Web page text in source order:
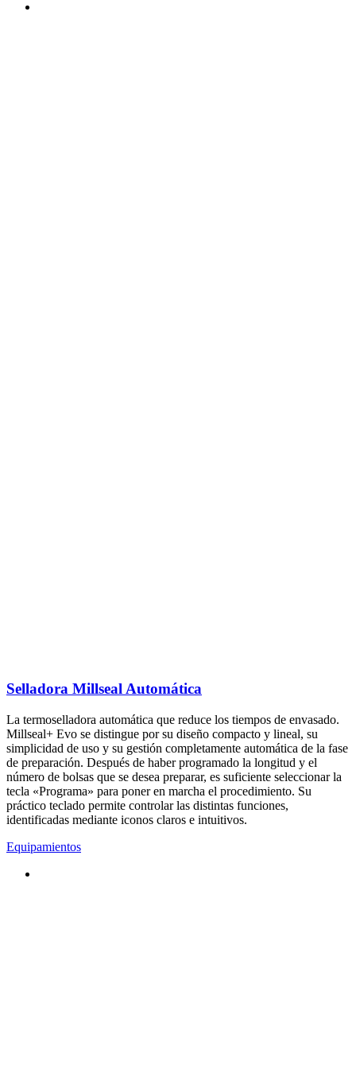
Selladora Millseal Automática
La termoselladora automática que reduce los tiempos de envasado.
Millseal+ Evo se distingue por su diseño compacto y lineal, su
simplicidad de uso y su gestión completamente automática de la fase
de preparación. Después de haber programado la longitud y el
número de bolsas que se desea preparar, es suficiente seleccionar la
tecla «Programa» para poner en marcha el procedimiento. Su
práctico teclado permite controlar las distintas funciones,
identificadas mediante iconos claros e intuitivos.
Equipamientos